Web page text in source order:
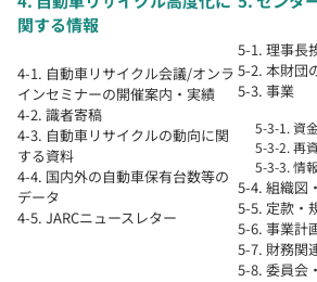
関する情報
4-1. 自動車リサイクル会議/オンラ
インセミナーの開催案内・実績
4-2. 識者寄稿
4-3. 自動車リサイクルの動向に関
する資料
4-4. 国内外の自動車保有台数等の
データ
4-5. JARCニュースレター
5-1. 理事長
5-2. 本財団
5-3. 事業
5-3-1. 資
5-3-2. 再
5-3-3. 情
5-4. 組織図
5-5. 定款・
5-6. 事業計
5-7. 財務関
5-8. 委員会